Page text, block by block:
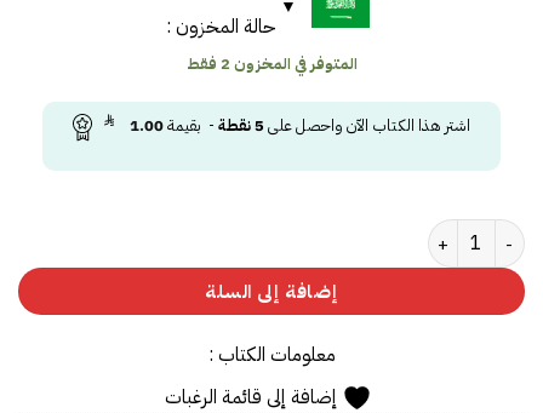
حالة المخزون :
المتوفر في المخزون 2 فقط
اشتر هذا الكتاب الآن واحصل على 5نقطة- بقيمة1.00
كمية نوح
إضافة إلى السلة
معلومات الكتاب :
إضافة إلى قائمة الرغبات